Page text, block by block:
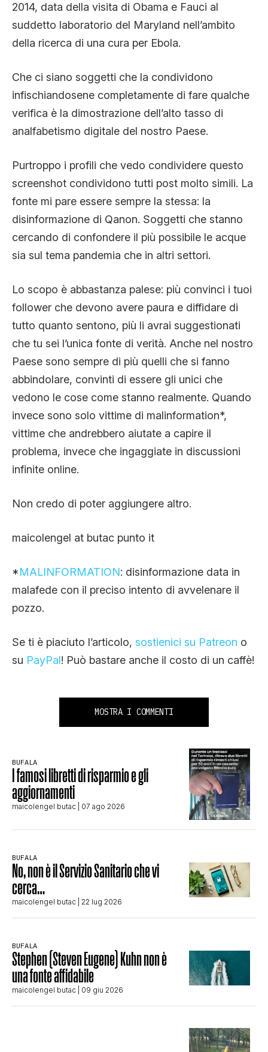
2014, data della visita di Obama e Fauci al
suddetto laboratorio del Maryland nell’ambito
della ricerca di una cura per Ebola.
Che ci siano soggetti che la condividono
infischiandosene completamente di fare qualche
verifica è la dimostrazione dell’alto tasso di
analfabetismo digitale del nostro Paese.
Purtroppo i profili che vedo condividere questo
screenshot condividono tutti post molto simili. La
fonte mi pare essere sempre la stessa: la
disinformazione di Qanon. Soggetti che stanno
cercando di confondere il più possibile le acque
sia sul tema pandemia che in altri settori.
Lo scopo è abbastanza palese: più convinci i tuoi
follower che devono avere paura e diffidare di
tutto quanto sentono, più li avrai suggestionati
che tu sei l’unica fonte di verità. Anche nel nostro
Paese sono sempre di più quelli che si fanno
abbindolare, convinti di essere gli unici che
vedono le cose come stanno realmente. Quando
invece sono solo vittime di malinformation*,
vittime che andrebbero aiutate a capire il
problema, invece che ingaggiate in discussioni
infinite online.
Non credo di poter aggiungere altro.
maicolengel at butac punto it
*MALINFORMATION: disinformazione data in
malafede con il preciso intento di avvelenare il
pozzo.
Se ti è piaciuto l’articolo, sostienici su Patreon o
su PayPal! Può bastare anche il costo di un caffè!
MOSTRA I COMMENTI
BUFALA
I famosi libretti di risparmio e gli
aggiornamenti
maicolengel butac | 07 ago 2026
BUFALA
No, non è il Servizio Sanitario che vi
cerca…
maicolengel butac | 22 lug 2026
BUFALA
Stephen (Steven Eugene) Kuhn non è
una fonte affidabile
maicolengel butac | 09 giu 2026